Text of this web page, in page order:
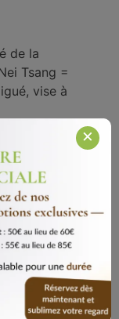
de la
Tsang =
vise à
×